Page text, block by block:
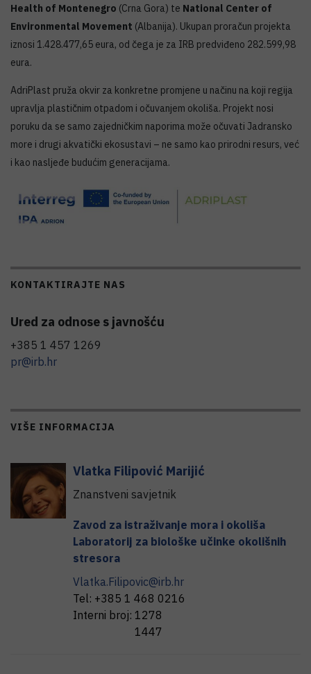
Health of Montenegro (Crna Gora) te National Center of
Environmental Movement (Albanija). Ukupan proračun projekta
iznosi 1.428.477,65 eura, od čega je za IRB predviđeno 282.599,98
eura.
AdriPlast pruža okvir za konkretne promjene u načinu na koji regija
upravlja plastičnim otpadom i očuvanjem okoliša. Projekt nosi
poruku da se samo zajedničkim naporima može očuvati Jadransko
more i drugi akvatički ekosustavi – ne samo kao prirodni resurs, već
i kao nasljeđe budućim generacijama.
KONTAKTIRAJTE NAS
Ured za odnose s javnošću
+385 1 457 1269
pr@irb.hr
VIŠE INFORMACIJA
Vlatka Filipović Marijić
Znanstveni savjetnik
Zavod za istraživanje mora i okoliša
Laboratorij za biološke učinke okolišnih
stresora
Vlatka.Filipovic@irb.hr
Tel: +385 1 468 0216
Interni broj: 1278
1447